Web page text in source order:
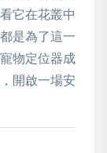
它在花叢中
是為了這一
物定位器成
開啟一場安